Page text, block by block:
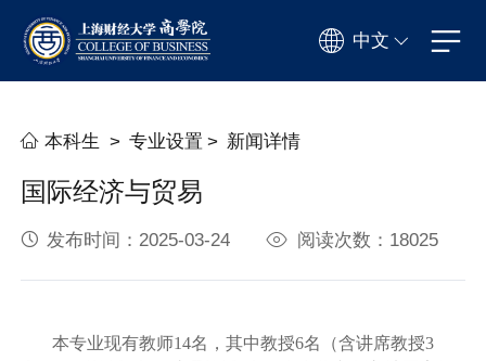
中文
本科生 > 专业设置 > 新闻详情
国际经济与贸易
发布时间：2025-03-24 阅读次数：18025
本专业现有教师14名，其中教授6名（含讲席教授3